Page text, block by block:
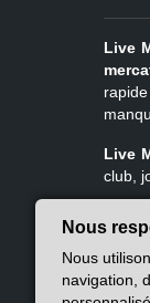
Live
Live
club,
Live
A
Nous
Nous
Nous
navigation,